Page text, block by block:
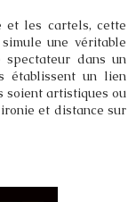
et les cartels, cette
une véritable
spectateur dans un
établissent un lien
soient artistiques ou
et distance sur